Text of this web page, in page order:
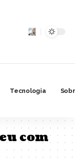
Tecnologia
com